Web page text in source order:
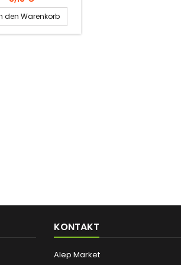
den Warenkorb
KONTAKT
Alep Market